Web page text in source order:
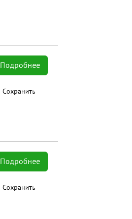
Подробнее
Сохранить
Подробнее
Сохранить